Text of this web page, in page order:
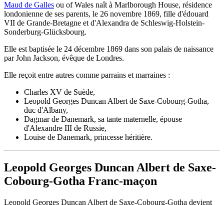
Maud de Galles ou of Wales naît à Marlborough House, résidence
londonienne de ses parents, le 26 novembre 1869, fille d'édouard
VII de Grande-Bretagne et d'Alexandra de Schleswig-Holstein-
Sonderburg-Glücksbourg.
Elle est baptisée le 24 décembre 1869 dans son palais de naissance
par John Jackson, évêque de Londres.
Elle reçoit entre autres comme parrains et marraines :
Charles XV de Suède,
Leopold Georges Duncan Albert de Saxe-Cobourg-Gotha,
duc d'Albany,
Dagmar de Danemark, sa tante maternelle, épouse
d'Alexandre III de Russie,
Louise de Danemark, princesse héritière.
Leopold Georges Duncan Albert de Saxe-
Cobourg-Gotha Franc-maçon
Leopold Georges Duncan Albert de Saxe-Cobourg-Gotha devient